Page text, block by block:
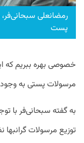
رمضانعلی
پست
خصوصی بهره ببریم که
مرسولات پستی به
به گفته سبحانی‌فر با
توزیع مرسولات